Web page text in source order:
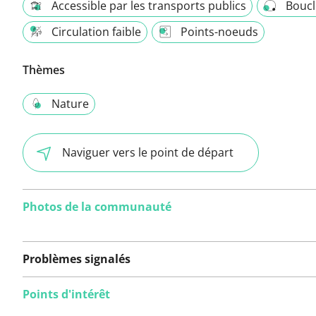
Accessible par les transports publics
Circulation faible
Points-noeuds
Thèmes
Nature
Naviguer vers le point de départ
Photos de la communauté
Problèmes signalés
Points d'intérêt